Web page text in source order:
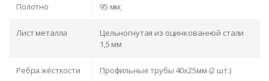
Полотно 95 мм;
Лист металла
Цельногнутая из оцинкованной стали
1,5 мм
Ребра жёсткости Профильные трубы 40х25мм (2 шт.)